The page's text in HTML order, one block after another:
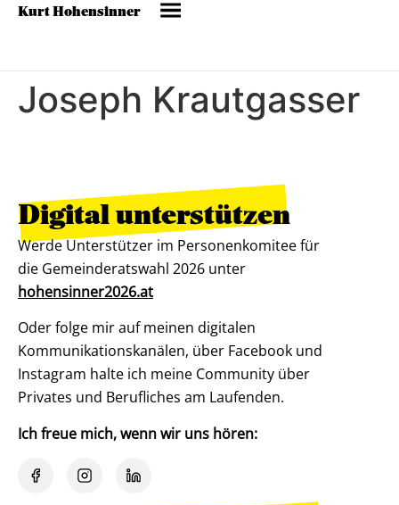
Kurt Hohensinner
Joseph Krautgasser
Digital unterstützen
Werde Unterstützer im Personenkomitee für
die Gemeinderatswahl 2026 unter
hohensinner2026.at
Oder folge mir auf meinen digitalen
Kommunikationskanälen, über Facebook und
Instagram halte ich meine Community über
Privates und Berufliches am Laufenden.
Ich freue mich, wenn wir uns hören: